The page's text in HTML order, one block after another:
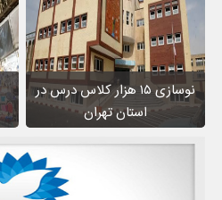
نوسازی ۱۵ هزار کلاس درس در
استان تهران